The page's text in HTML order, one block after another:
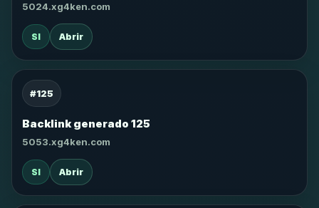
5024.xg4ken.com
SI Abrir
#125
Backlink generado 125
5053.xg4ken.com
SI Abrir